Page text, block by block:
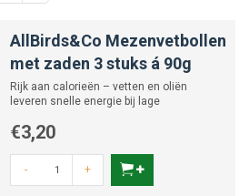
AllBirds&Co Mezenvetbollen
met zaden 3 stuks á 90g
Rijk aan calorieën – vetten en oliën
leveren snelle energie bij lage
€3,20
- +